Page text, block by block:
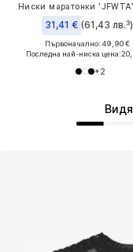
Ниски маратонки
31,41 € (61,43 лв.³)
Първоначално: 49,90 €
Последна най-ниска цена:
+2